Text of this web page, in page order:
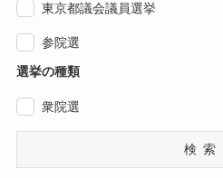
東京都議会議員選挙
参院選
選挙の種類
衆院選
検索